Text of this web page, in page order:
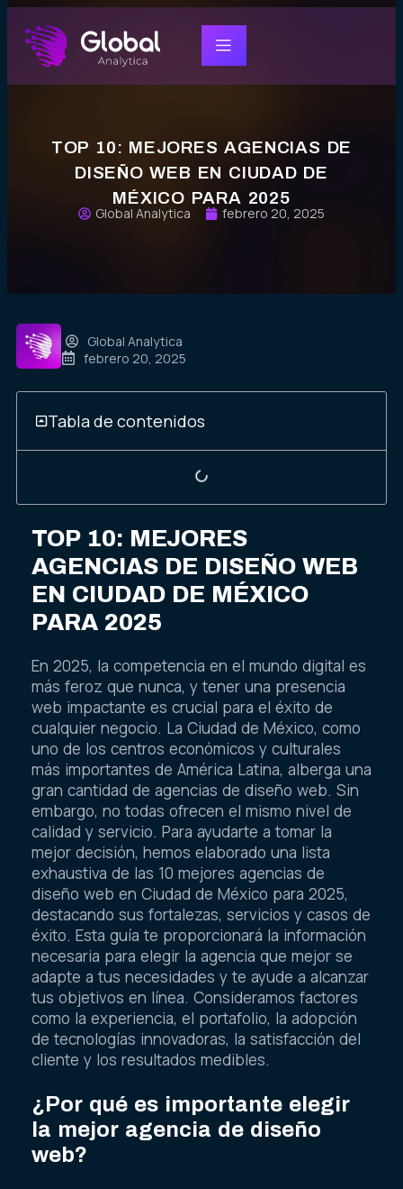
TOP 10: MEJORES AGENCIAS DE
DISEÑO WEB EN CIUDAD DE
MÉXICO PARA 2025
Global Analytica febrero 20, 2025
Global Analytica
febrero 20, 2025
Tabla de contenidos
TOP 10: MEJORES
AGENCIAS DE DISEÑO WEB
EN CIUDAD DE MÉXICO
PARA 2025
En 2025, la competencia en el mundo digital es
más feroz que nunca, y tener una presencia
web impactante es crucial para el éxito de
cualquier negocio. La Ciudad de México, como
uno de los centros económicos y culturales
más importantes de América Latina, alberga una
gran cantidad de agencias de diseño web. Sin
embargo, no todas ofrecen el mismo nivel de
calidad y servicio. Para ayudarte a tomar la
mejor decisión, hemos elaborado una lista
exhaustiva de las 10 mejores agencias de
diseño web en Ciudad de México para 2025,
destacando sus fortalezas, servicios y casos de
éxito. Esta guía te proporcionará la información
necesaria para elegir la agencia que mejor se
adapte a tus necesidades y te ayude a alcanzar
tus objetivos en línea. Consideramos factores
como la experiencia, el portafolio, la adopción
de tecnologías innovadoras, la satisfacción del
cliente y los resultados medibles.
¿Por qué es importante elegir
la mejor agencia de diseño
web?